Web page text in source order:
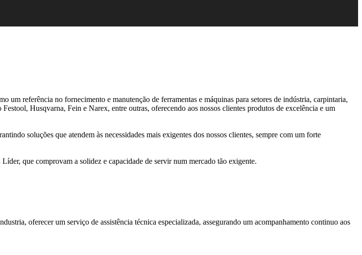
um referência no fornecimento e manutenção de ferramentas e máquinas para setores de indústria, carpintaria,
Husqvarna, Fein e Narex, entre outras, oferecendo aos nossos clientes produtos de excelência e um
soluções que atendem às necessidades mais exigentes dos nossos clientes, sempre com um forte
que comprovam a solidez e capacidade de servir num mercado tão exigente.
oferecer um serviço de assistência técnica especializada, assegurando um acompanhamento continuo aos